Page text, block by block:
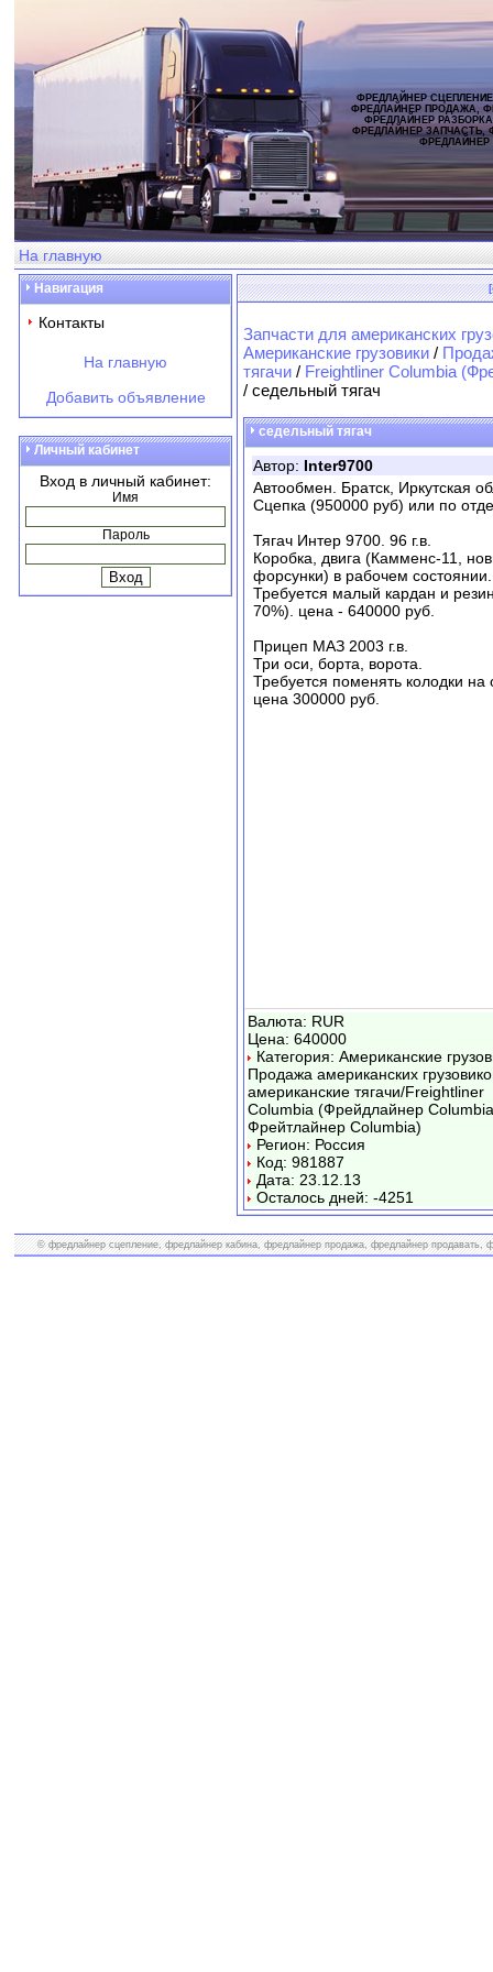
ФРЕДЛАЙНЕР
ФРЕДЛАЙНЕР ПРОДАЖА,
ФРЕДЛАЙНЕР
ФРЕДЛАЙНЕР ЗАПЧАСТЬ,
ФРЕДЛАЙНЕР
На главную
Навигация
Контакты
На главную
Добавить объявление
Личный кабинет
Вход в личный кабинет:
Имя
Пароль
Запчасти для американских
Американские грузовики /
тягачи / Freightliner Columbia
/ седельный тягач
седельный тягач
Автор: Inter9700
Автообмен. Братск, Иркутская
Сцепка (950000 руб) или по
Тягач Интер 9700. 96 г.в.
Коробка, двига (Камменс-11,
форсунки) в рабочем состоянии.
Требуется малый кардан и
70%). цена - 640000 руб.
Прицеп МАЗ 2003 г.в.
Три оси, борта, ворота.
Требуется поменять колодки на
цена 300000 руб.
Валюта: RUR
Цена: 640000
Категория: Американские
Продажа американских
американские тягачи/Freightliner
Columbia (Фрейдлайнер
Фрейтлайнер Columbia)
Регион: Россия
Код: 981887
Дата: 23.12.13
Осталось дней: -4251
© фредлайнер сцепление, фредлайнер кабина, фредлайнер продажа, фредлайнер